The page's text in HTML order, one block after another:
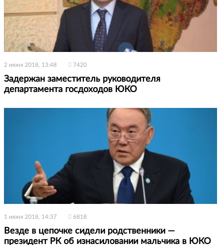
2 июня 2018, 13:48 7420
Задержан заместитель руководителя
департамента госдоходов ЮКО
1 июня 2018, 14:37 6818
Везде в цепочке сидели родственники —
президент РК об изнасиловании мальчика в ЮКО